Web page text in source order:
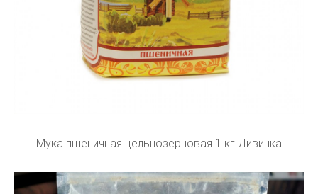
Мука пшеничная цельнозерновая 1 кг Дивинка